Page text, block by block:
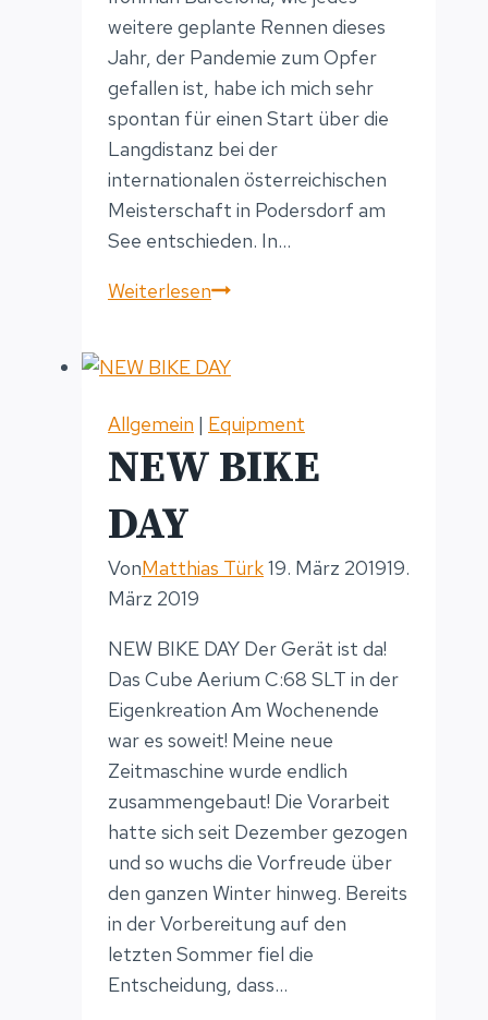
weitere geplante Rennen dieses
Jahr, der Pandemie zum Opfer
gefallen ist, habe ich mich sehr
spontan für einen Start über die
Langdistanz bei der
internationalen österreichischen
Meisterschaft in Podersdorf am
See entschieden. In…
WeiterlesenLangdistanz
8:20h
Allgemein | Equipment
NEW BIKE
DAY
VonMatthias Türk19. März 201919.
März 2019
NEW BIKE DAY Der Gerät ist da!
Das Cube Aerium C:68 SLT in der
Eigenkreation Am Wochenende
war es soweit! Meine neue
Zeitmaschine wurde endlich
zusammengebaut! Die Vorarbeit
hatte sich seit Dezember gezogen
und so wuchs die Vorfreude über
den ganzen Winter hinweg. Bereits
in der Vorbereitung auf den
letzten Sommer fiel die
Entscheidung, dass…